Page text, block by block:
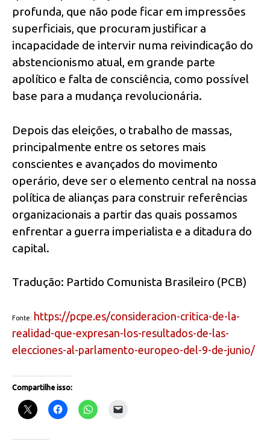
profunda, que não pode ficar em impressões
superficiais, que procuram justificar a
incapacidade de intervir numa reivindicação do
abstencionismo atual, em grande parte
apolítico e falta de consciência, como possível
base para a mudança revolucionária.
Depois das eleições, o trabalho de massas,
principalmente entre os setores mais
conscientes e avançados do movimento
operário, deve ser o elemento central na nossa
política de alianças para construir referências
organizacionais a partir das quais possamos
enfrentar a guerra imperialista e a ditadura do
capital.
Tradução: Partido Comunista Brasileiro (PCB)
Fonte: https://pcpe.es/consideracion-critica-de-la-
realidad-que-expresan-los-resultados-de-las-
elecciones-al-parlamento-europeo-del-9-de-junio/
Compartilhe isso: